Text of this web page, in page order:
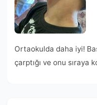
Ortaokulda daha iyi!
çarptığı ve onu sıraya